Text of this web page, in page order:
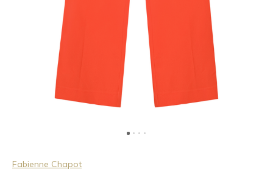
Fabienne Chapot